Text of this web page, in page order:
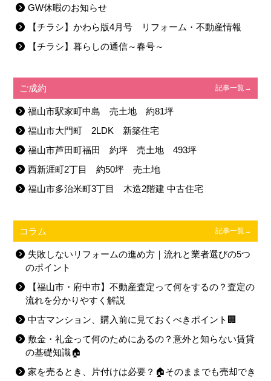
GW休暇のお知らせ
【チラシ】かわら版4月号 リフォーム・不動産情報
【チラシ】暮らしの通信～春号～
ご成約 記事一覧→
福山市駅家町中島 売土地 約81坪
福山市大門町 2LDK 新築住宅
福山市芦田町福田 約坪 売土地 493坪
西新涯町2丁目 約50坪 売土地
福山市多治米町3丁目 木造2階建 中古住宅
コラム 記事一覧→
失敗しないリフォームの進め方｜流れと業者選びの5つ
のポイント
【福山市・府中市】不動産査定って何をするの？査定の
流れを分かりやすく解説
中古マンション、購入前に見ておくべきポイント🏢
敷金・礼金って何のためにあるの？意外と知らない賃貸
の基礎知識🏠
家を売るとき、片付けは必要？🏠そのままでも売却でき